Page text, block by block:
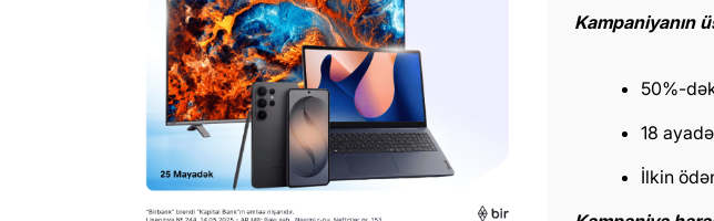
Kampaniyanın
50%-
18
İlkin